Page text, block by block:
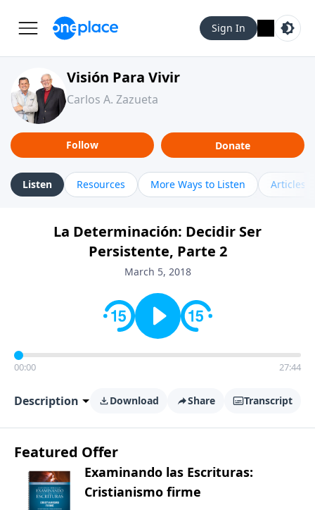
Sign In
Visión Para Vivir
Carlos A. Zazueta
Follow Donate
Listen Resources More Ways to Listen Articles
La Determinación: Decidir Ser
Persistente, Parte 2
March 5, 2018
00:00 27:44
Description Download Share Transcript
Featured Offer
Examinando las Escrituras:
Cristianismo firme